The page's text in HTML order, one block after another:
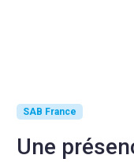
SAB France
Une